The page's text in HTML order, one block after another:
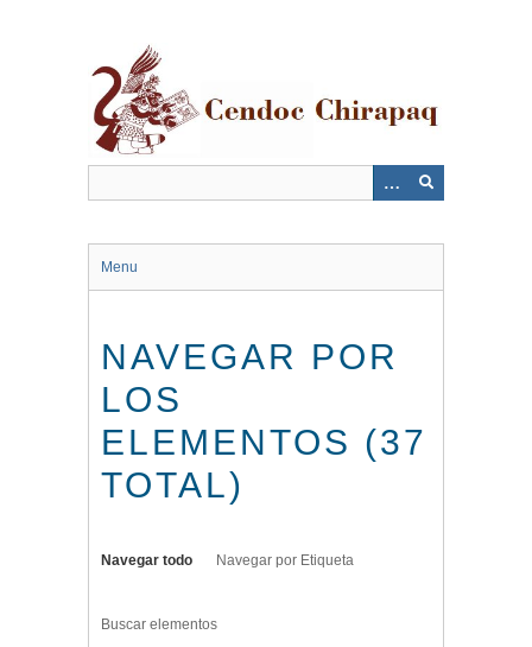
Menu
NAVEGAR POR
LOS
ELEMENTOS (37
TOTAL)
Navegar todo Navegar por Etiqueta
Buscar elementos